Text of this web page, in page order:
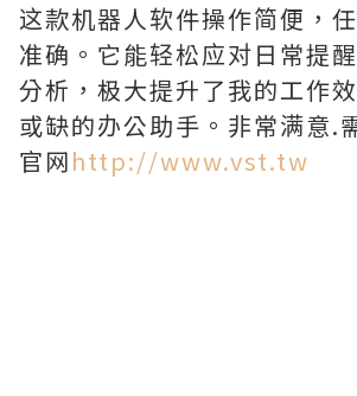
这款机器人软件操作简便，
准确。它能轻松应对日常提
分析，极大提升了我的工作
或缺的办公助手。非常满意.
官网http://www.vst.tw